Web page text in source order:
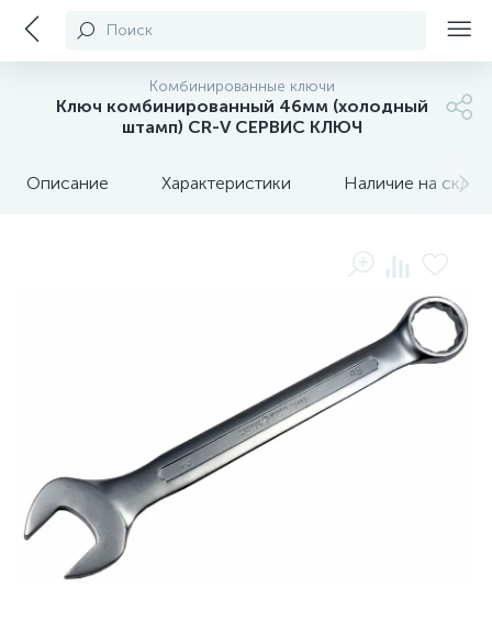
Поиск
Комбинированные ключи
Ключ комбинированный 46мм (холодный
штамп) CR-V СЕРВИС КЛЮЧ
Описание Характеристики Наличие на